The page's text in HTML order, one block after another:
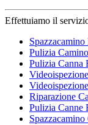
Effettuiamo il
Pulizia
Pulizia Canna
Riparazione
Pulizia Canne